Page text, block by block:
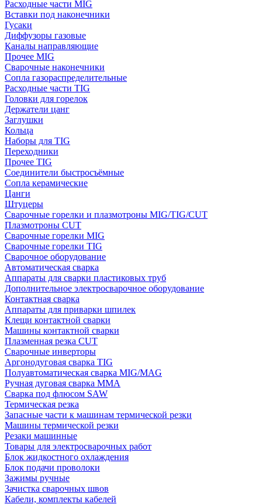
Расходные части MIG
Вставки под наконечники
Гусаки
Диффузоры газовые
Каналы направляющие
Прочее MIG
Сварочные наконечники
Сопла газораспределительные
Расходные части TIG
Головки для горелок
Держатели цанг
Заглушки
Кольца
Наборы для TIG
Переходники
Прочее TIG
Соединители быстросъёмные
Сопла керамические
Цанги
Штуцеры
Сварочные горелки и плазмотроны MIG/TIG/CUT
Плазмотроны CUT
Сварочные горелки MIG
Сварочные горелки TIG
Сварочное оборудование
Автоматическая сварка
Аппараты для сварки пластиковых труб
Дополнительное электросварочное оборудование
Контактная сварка
Аппараты для приварки шпилек
Клещи контактной сварки
Машины контактной сварки
Плазменная резка CUT
Сварочные инверторы
Аргонодуговая сварка TIG
Полуавтоматическая сварка MIG/MAG
Ручная дуговая сварка MMA
Сварка под флюсом SAW
Термическая резка
Запасные части к машинам термической резки
Машины термической резки
Резаки машинные
Товары для электросварочных работ
Блок жидкостного охлаждения
Блок подачи проволоки
Зажимы ручные
Зачистка сварочных швов
Кабели, комплекты кабелей